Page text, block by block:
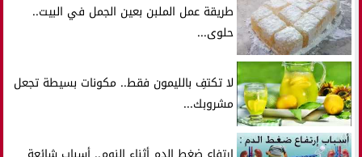
طريقة عمل الملبن بعين الجمل في البيت..
حلوى...
لا تكتفِ بالليمون فقط.. مكونات بسيطة تجعل
مشروبك...